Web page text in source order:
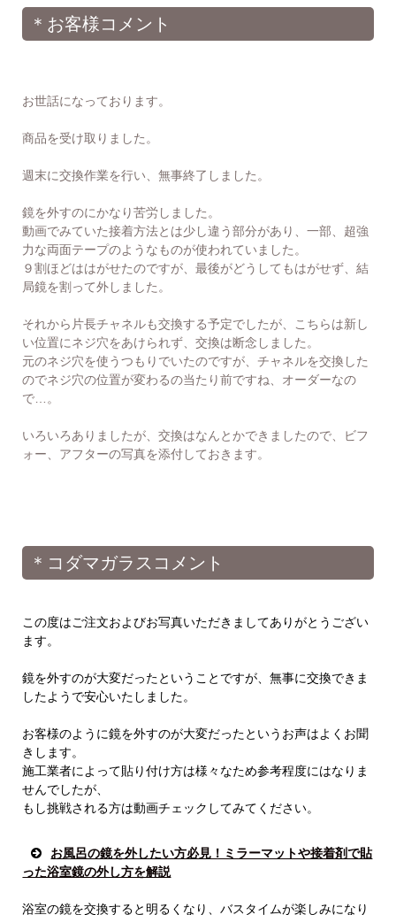
＊お客様コメント
お世話になっております。
商品を受け取りました。
週末に交換作業を行い、無事終了しました。
鏡を外すのにかなり苦労しました。
動画でみていた接着方法とは少し違う部分があり、一部、超強
力な両面テープのようなものが使われていました。
９割ほどははがせたのですが、最後がどうしてもはがせず、結
局鏡を割って外しました。
それから片長チャネルも交換する予定でしたが、こちらは新し
い位置にネジ穴をあけられず、交換は断念しました。
元のネジ穴を使うつもりでいたのですが、チャネルを交換した
のでネジ穴の位置が変わるの当たり前ですね、オーダーなの
で…。
いろいろありましたが、交換はなんとかできましたので、ビフ
ォー、アフターの写真を添付しておきます。
＊コダマガラスコメント
この度はご注文およびお写真いただきましてありがとうござい
ます。
鏡を外すのが大変だったということですが、無事に交換できま
したようで安心いたしました。
お客様のように鏡を外すのが大変だったというお声はよくお聞
きします。
施工業者によって貼り付け方は様々なため参考程度にはなりま
せんでしたが、
もし挑戦される方は動画チェックしてみてください。
お風呂の鏡を外したい方必見！ミラーマットや接着剤で貼
った浴室鏡の外し方を解説
浴室の鏡を交換すると明るくなり、バスタイムが楽しみになり